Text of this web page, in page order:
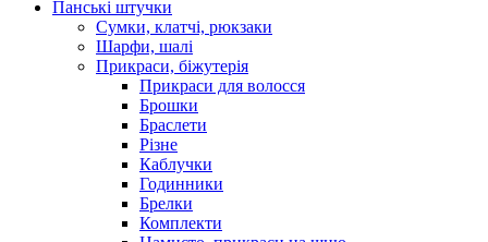
Панські штучки
Сумки, клатчі, рюкзаки
Шарфи, шалі
Прикраси, біжутерія
Прикраси для волосся
Брошки
Браслети
Різне
Каблучки
Годинники
Брелки
Комплекти